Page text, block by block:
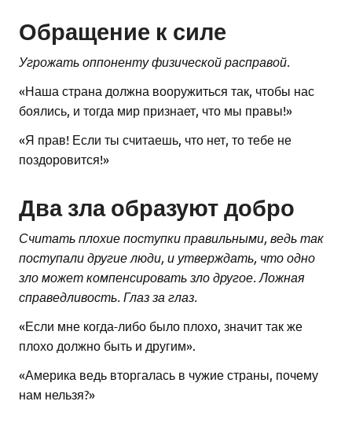
Обращение к силе
Угрожать оппоненту физической расправой.
«Наша страна должна вооружиться так, чтобы нас
боялись, и тогда мир признает, что мы правы!»
«Я прав! Если ты считаешь, что нет, то тебе не
поздоровится!»
Два зла образуют добро
Считать плохие поступки правильными, ведь так
поступали другие люди, и утверждать, что одно
зло может компенсировать зло другое. Ложная
справедливость. Глаз за глаз.
«Если мне когда-либо было плохо, значит так же
плохо должно быть и другим».
«Америка ведь вторгалась в чужие страны, почему
нам нельзя?»